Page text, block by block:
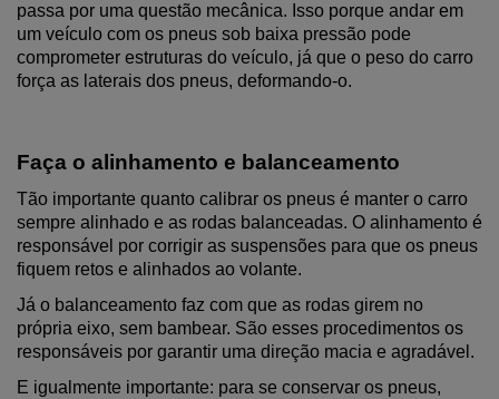
passa por uma questão mecânica. Isso porque andar em
um veículo com os pneus sob baixa pressão pode
comprometer estruturas do veículo, já que o peso do carro
força as laterais dos pneus, deformando-o.
Faça o alinhamento e balanceamento
Tão importante quanto calibrar os pneus é manter o carro
sempre alinhado e as rodas balanceadas. O alinhamento é
responsável por corrigir as suspensões para que os pneus
fiquem retos e alinhados ao volante.
Já o balanceamento faz com que as rodas girem no
própria eixo, sem bambear. São esses procedimentos os
responsáveis por garantir uma direção macia e agradável.
E igualmente importante: para se conservar os pneus,